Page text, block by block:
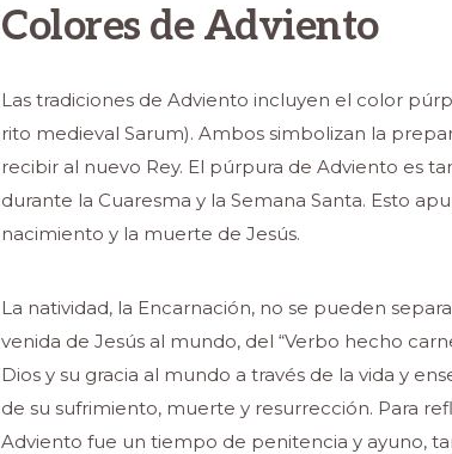
Colores de Adviento
Las tradiciones de Adviento incluyen el color
rito medieval Sarum). Ambos simbolizan la
recibir al nuevo Rey. El púrpura de Adviento es
durante la Cuaresma y la Semana Santa. Esto
nacimiento y la muerte de Jesús.
La natividad, la Encarnación, no se pueden
venida de Jesús al mundo, del “Verbo hecho
Dios y su gracia al mundo a través de la vida y
de su sufrimiento, muerte y resurrección. Para
Adviento fue un tiempo de penitencia y ayuno,